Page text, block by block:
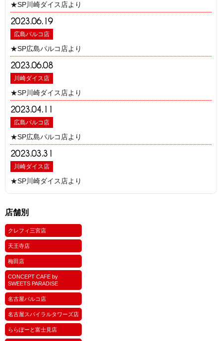
★SP川崎ダイス店より
2023.06.19
広島パルコ店
★SP広島パルコ店より
2023.06.08
川崎ダイス店
★SP川崎ダイス店より
2023.04.11
広島パルコ店
★SP広島パルコ店より
2023.03.31
川崎ダイス店
★SP川崎ダイス店より
店舗別
クレフィ三宮店
天王寺店
梅田店
CONCEPT CAFE by
SWEETS PARADISE
名古屋パルコ店
名古屋スパイラルタワーズ店
ららぽーと富士見店